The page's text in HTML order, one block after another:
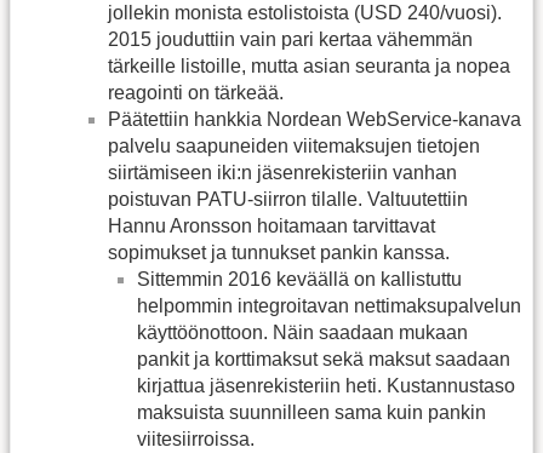
jollekin monista estolistoista (USD 240/vuosi).
2015 jouduttiin vain pari kertaa vähemmän
tärkeille listoille, mutta asian seuranta ja nopea
reagointi on tärkeää.
Päätettiin hankkia Nordean WebService-kanava
palvelu saapuneiden viitemaksujen tietojen
siirtämiseen iki:n jäsenrekisteriin vanhan
poistuvan PATU-siirron tilalle. Valtuutettiin
Hannu Aronsson hoitamaan tarvittavat
sopimukset ja tunnukset pankin kanssa.
Sittemmin 2016 keväällä on kallistuttu
helpommin integroitavan nettimaksupalvelun
käyttöönottoon. Näin saadaan mukaan
pankit ja korttimaksut sekä maksut saadaan
kirjattua jäsenrekisteriin heti. Kustannustaso
maksuista suunnilleen sama kuin pankin
viitesiirroissa.